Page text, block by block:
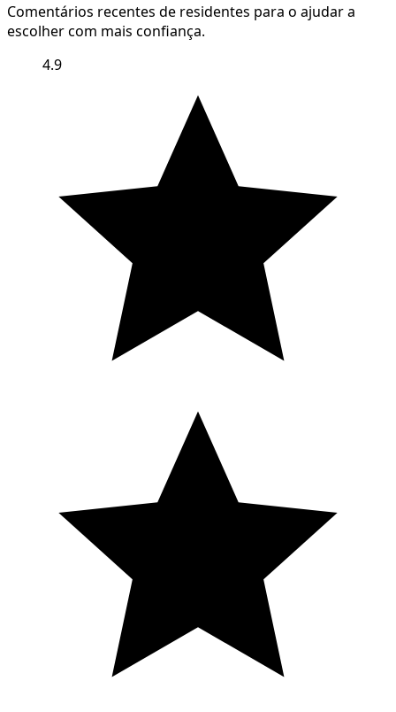
Comentários recentes de residentes para o ajudar a
escolher com mais confiança.
4.9